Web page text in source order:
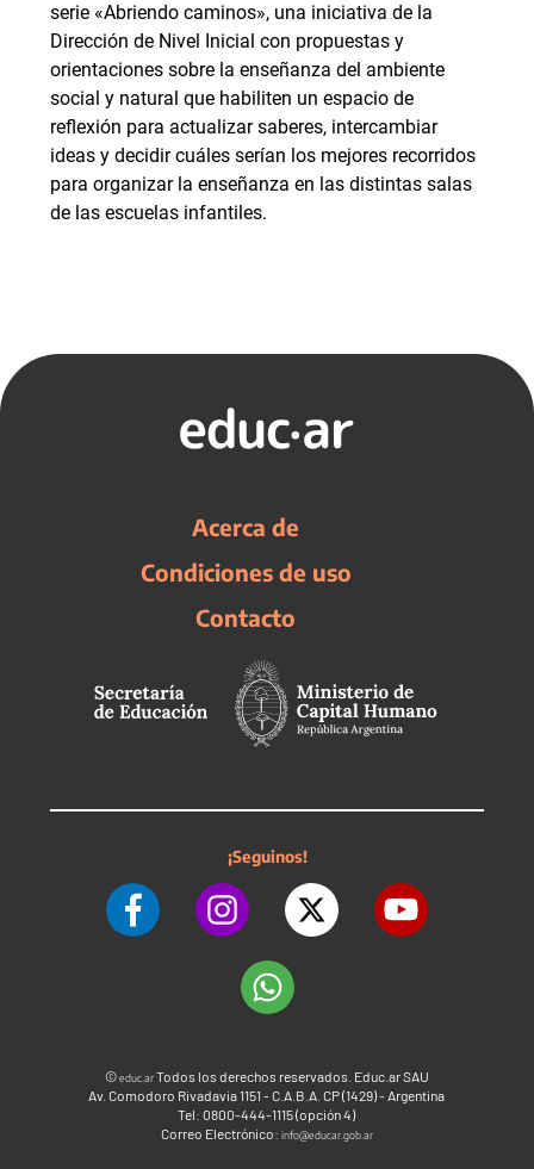
serie «Abriendo caminos», una iniciativa de la
Dirección de Nivel Inicial con propuestas y
orientaciones sobre la enseñanza del ambiente
social y natural que habiliten un espacio de
reflexión para actualizar saberes, intercambiar
ideas y decidir cuáles serían los mejores recorridos
para organizar la enseñanza en las distintas salas
de las escuelas infantiles.
Acerca de
Condiciones de uso
Contacto
¡Seguinos!
©educ.arTodos los derechos reservados. Educ.ar SAU
Av. Comodoro Rivadavia 1151 - C.A.B.A. CP (1429) - Argentina
Tel: 0800-444-1115 (opción 4)
Correo Electrónico: info@educar.gob.ar